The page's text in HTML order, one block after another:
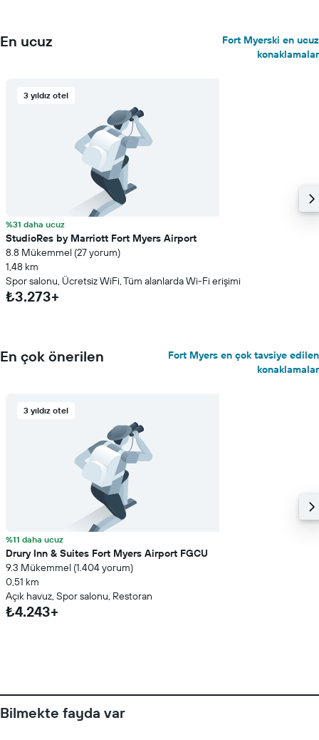
En ucuz
Fort Myerski en ucuz
konaklamalar
3 yıldız otel
%31 daha ucuz
StudioRes by Marriott Fort Myers Airport
8.8 Mükemmel (27 yorum)
1,48 km
Spor salonu, Ücretsiz WiFi, Tüm alanlarda Wi-Fi erişimi
₺3.273+
En çok önerilen
Fort Myers en çok tavsiye edilen
konaklamalar
3 yıldız otel
%11 daha ucuz
Drury Inn & Suites Fort Myers Airport FGCU
9.3 Mükemmel (1.404 yorum)
0,51 km
Açık havuz, Spor salonu, Restoran
₺4.243+
Bilmekte fayda var